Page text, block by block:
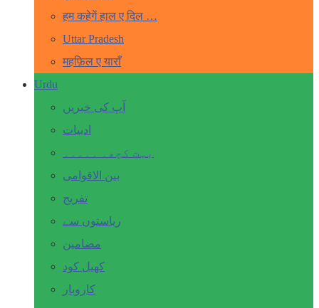
हम कहेगें हाल ए दिल …
Uttar Pradesh
महफ़िल ए याराँ
Urdu
آپ کی خبریں
ادبیات
بہت کچھ۔ ۔۔۔۔۔
بین الاقوامی
تفریح
ریاستوں سے
مضامین
کھیل کود
کاروبار